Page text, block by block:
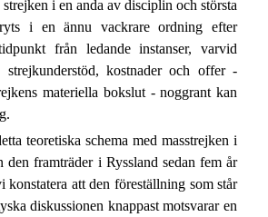
i en anda av disciplin och största
i en ännu vackrare ordning efter
från ledande instanser, varvid
strejkunderstöd, kostnader och offer -
materiella bokslut - noggrant kan
teoretiska schema med masstrejken i
den framträder i Ryssland sedan fem år
konstatera att den föreställning som står
diskussionen knappast motsvarar en